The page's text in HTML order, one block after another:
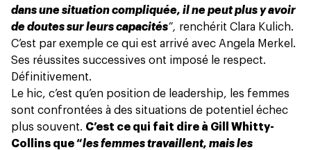
dans une situation compliquée, il ne peut plus y avoir
de doutes sur leurs capacités”, renchérit Clara Kulich.
C’est par exemple ce qui est arrivé avec Angela Merkel.
Ses réussites successives ont imposé le respect.
Définitivement.
Le hic, c’est qu’en position de leadership, les femmes
sont confrontées à des situations de potentiel échec
plus souvent. C’est ce qui fait dire à Gill Whitty-
Collins que “les femmes travaillent, mais les